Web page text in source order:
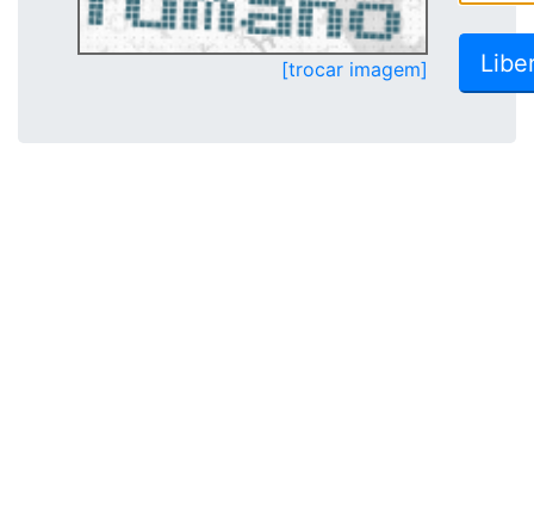
[trocar imagem]